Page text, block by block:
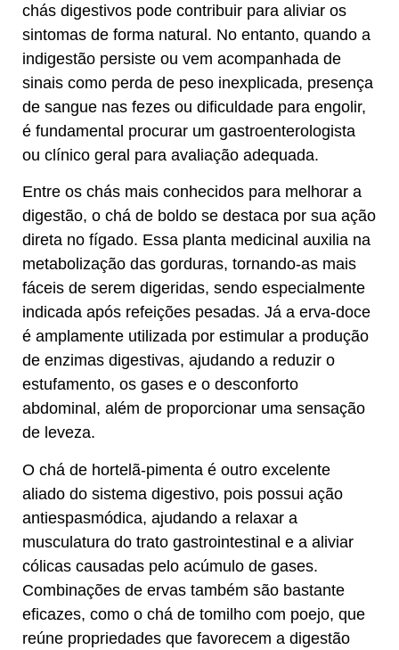
chás digestivos pode contribuir para aliviar os
sintomas de forma natural. No entanto, quando a
indigestão persiste ou vem acompanhada de
sinais como perda de peso inexplicada, presença
de sangue nas fezes ou dificuldade para engolir,
é fundamental procurar um gastroenterologista
ou clínico geral para avaliação adequada.
Entre os chás mais conhecidos para melhorar a
digestão, o chá de boldo se destaca por sua ação
direta no fígado. Essa planta medicinal auxilia na
metabolização das gorduras, tornando-as mais
fáceis de serem digeridas, sendo especialmente
indicada após refeições pesadas. Já a erva-doce
é amplamente utilizada por estimular a produção
de enzimas digestivas, ajudando a reduzir o
estufamento, os gases e o desconforto
abdominal, além de proporcionar uma sensação
de leveza.
O chá de hortelã-pimenta é outro excelente
aliado do sistema digestivo, pois possui ação
antiespasmódica, ajudando a relaxar a
musculatura do trato gastrointestinal e a aliviar
cólicas causadas pelo acúmulo de gases.
Combinações de ervas também são bastante
eficazes, como o chá de tomilho com poejo, que
reúne propriedades que favorecem a digestão